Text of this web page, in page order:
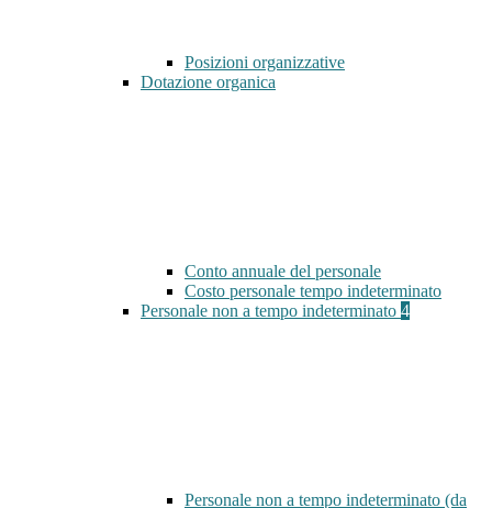
Posizioni organizzative
Dotazione organica
Conto annuale del personale
Costo personale tempo indeterminato
Personale non a tempo indeterminato 4
Personale non a tempo indeterminato (da